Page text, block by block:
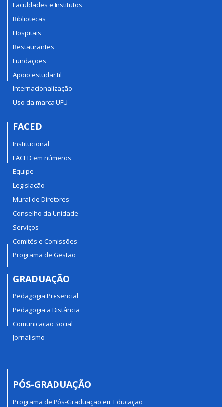
Faculdades e Institutos
Bibliotecas
Hospitais
Restaurantes
Fundações
Apoio estudantil
Internacionalização
Uso da marca UFU
FACED
Institucional
FACED em números
Equipe
Legislação
Mural de Diretores
Conselho da Unidade
Serviços
Comitês e Comissões
Programa de Gestão
GRADUAÇÃO
Pedagogia Presencial
Pedagogia a Distância
Comunicação Social
Jornalismo
PÓS-GRADUAÇÃO
Programa de Pós-Graduação em Educação